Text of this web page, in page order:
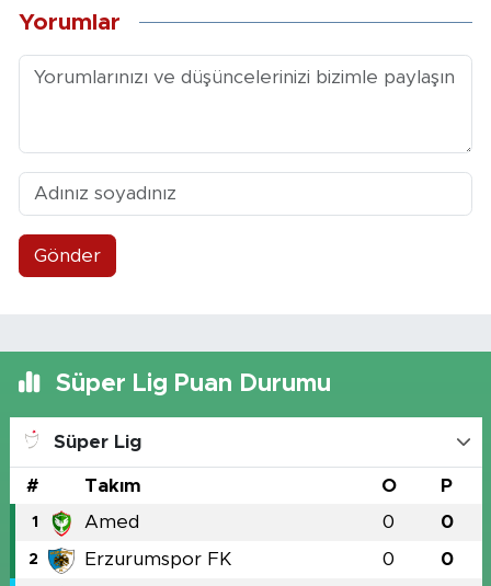
Yorumlar
Gönder
Süper Lig Puan Durumu
Süper Lig
# Takım O P
1 Amed 0 0
2 Erzurumspor FK 0 0